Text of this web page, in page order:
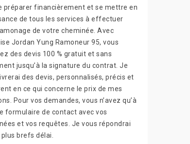
préparer financièrement et se mettre en
de tous les services à effectuer
de votre cheminée. Avec
Jordan Yung Ramoneur 95, vous
des devis 100 % gratuit et sans
jusqu’à la signature du contrat. Je
des devis, personnalisés, précis et
en ce qui concerne le prix de mes
Pour vos demandes, vous n’avez qu’à
formulaire de contact avec vos
et vos requêtes. Je vous répondrai
brefs délai.